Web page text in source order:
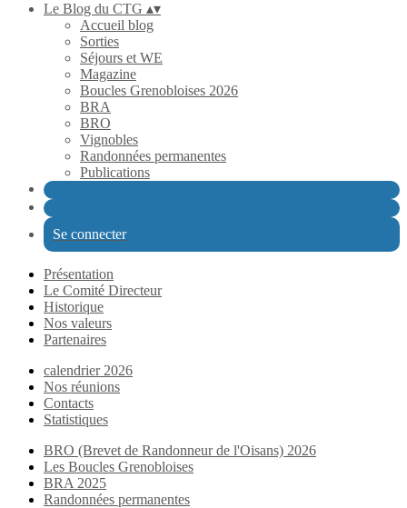
Le Blog du CTG ▴▾
Accueil blog
Sorties
Séjours et WE
Magazine
Boucles Grenobloises 2026
BRA
BRO
Vignobles
Randonnées permanentes
Publications
Se connecter
Présentation
Le Comité Directeur
Historique
Nos valeurs
Partenaires
calendrier 2026
Nos réunions
Contacts
Statistiques
BRO (Brevet de Randonneur de l'Oisans) 2026
Les Boucles Grenobloises
BRA 2025
Randonnées permanentes